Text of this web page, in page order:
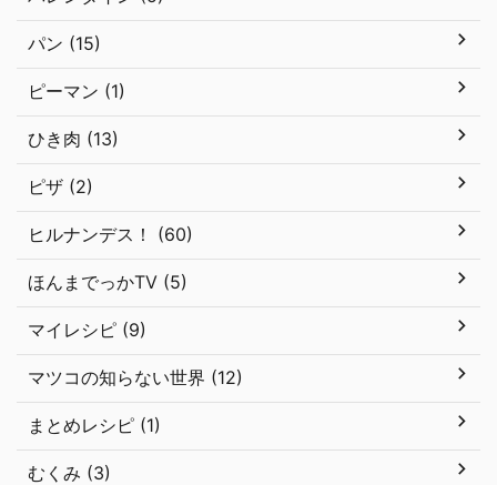
パン (15)
ピーマン (1)
ひき肉 (13)
ピザ (2)
ヒルナンデス！ (60)
ほんまでっかTV (5)
マイレシピ (9)
マツコの知らない世界 (12)
まとめレシピ (1)
むくみ (3)